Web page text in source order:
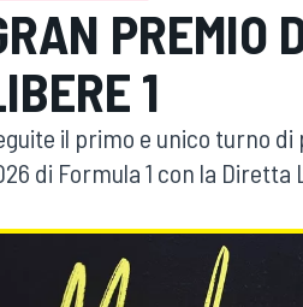
PREMIO
1
il primo e unico turno
di Formula 1 con la